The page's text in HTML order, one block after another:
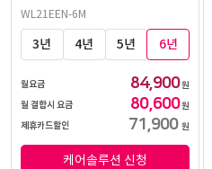
WL21EEN-6M
3년 4년 5년 6년
월요금 84,900원
월 결합시 요금
80,600원
제휴카드할인
71,900 원
케어솔루션 신청